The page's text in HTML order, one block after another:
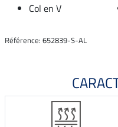
Col en V
Référence: 652839-S-AL